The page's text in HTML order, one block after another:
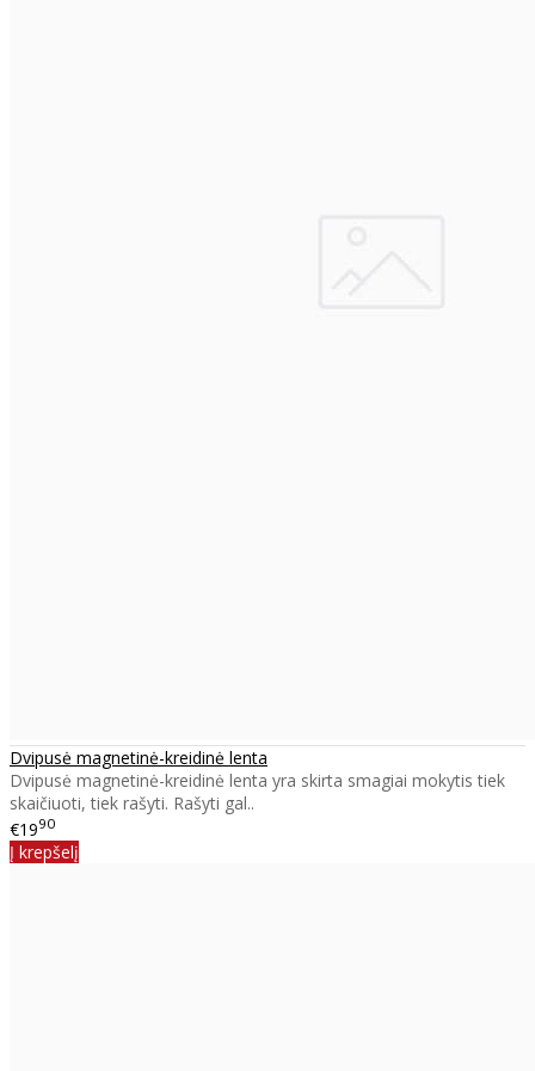
Dvipusė magnetinė-kreidinė lenta
Dvipusė magnetinė-kreidinė lenta yra skirta smagiai mokytis tiek
skaičiuoti, tiek rašyti. Rašyti gal..
€1990
Į krepšelį